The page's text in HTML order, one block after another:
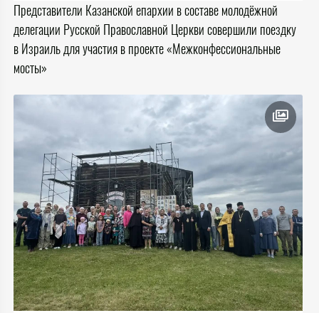
Представители Казанской епархии в составе молодёжной
делегации Русской Православной Церкви совершили поездку
в Израиль для участия в проекте «Межконфессиональные
мосты»